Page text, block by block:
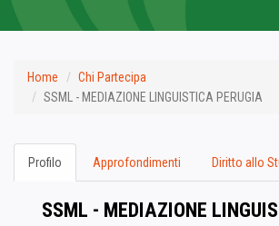
Home
Chi Partecipa
SSML - MEDIAZIONE LINGUISTICA PERUGIA
Profilo Approfondimenti Diritto allo
SSML - MEDIAZIONE